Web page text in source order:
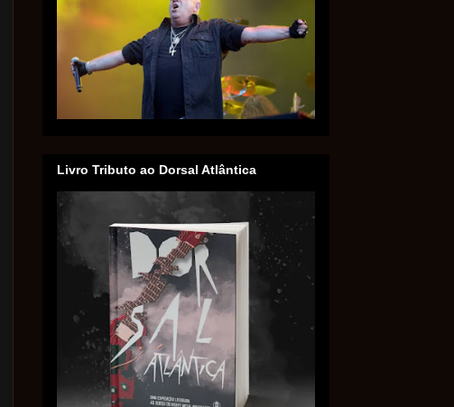
Livro Tributo ao Dorsal Atlântica